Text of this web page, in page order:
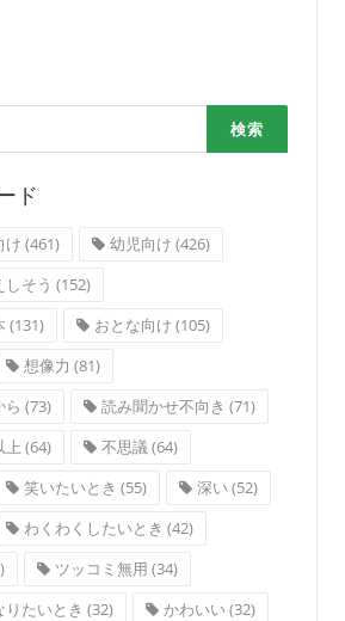
ド
け (461) 幼児向け (426)
そう (152)
(131) おとな向け (105)
想像力 (81)
ら (73) 読み聞かせ不向き (71)
上 (64) 不思議(64)
笑いたいとき (55) 深い(52)
わくわくしたいとき (42)
ツッコミ無用 (34)
たいとき (32) かわいい(32)